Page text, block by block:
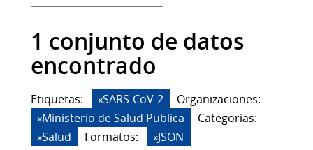
1 conjunto de datos
encontrado
Etiquetas: SARS-CoV-2
Organizaciones:
Ministerio de Salud Publica
Categorias:
Salud
Formatos: JSON